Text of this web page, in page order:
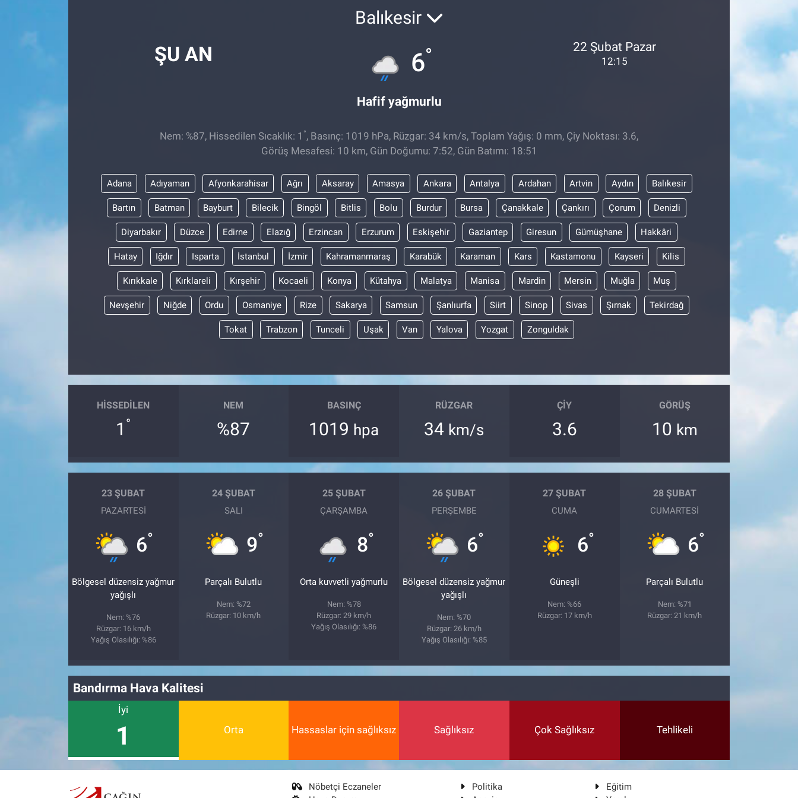
ŞU AN
Balıkesir
6°
Hafif yağmurlu
22 Şubat Pazar
12:15
Nem: %87, Hissedilen Sıcaklık: 1 °, Basınç: 1019 hPa, Rüzgar: 34 km/s, Toplam Yağış: 0 mm, Çiy Noktası: 3.6,
Görüş Mesafesi: 10 km, Gün Doğumu: 7:52, Gün Batımı: 18:51
Adana Adıyaman Afyonkarahisar Ağrı Aksaray Amasya Ankara Antalya Ardahan Artvin Aydın Balıkesir
Bartın Batman Bayburt Bilecik Bingöl Bitlis Bolu Burdur Bursa Çanakkale Çankırı Çorum Denizli
Diyarbakır Düzce Edirne Elazığ Erzincan Erzurum Eskişehir Gaziantep Giresun Gümüşhane Hakkâri
Hatay Iğdır Isparta İstanbul İzmir Kahramanmaraş Karabük Karaman Kars Kastamonu Kayseri Kilis
Kırıkkale Kırklareli Kırşehir Kocaeli Konya Kütahya Malatya Manisa Mardin Mersin Muğla Muş
Nevşehir Niğde Ordu Osmaniye Rize Sakarya Samsun Şanlıurfa Siirt Sinop Sivas Şırnak Tekirdağ
Tokat Trabzon Tunceli Uşak Van Yalova Yozgat Zonguldak
HISSEDILEN
1 °
NEM
%87
BASINÇ
1019 hpa
RÜZGAR
34 km/s
ÇIY
3.6
GÖRÜŞ
10 km
23 ŞUBAT
PAZARTESI
6°
Bölgesel düzensiz yağmur
yağışlı
Nem: %76
Rüzgar: 16 km/h
Yağış Olasılığı: %86
24 ŞUBAT
SALI
9°
Parçalı Bulutlu
Nem: %72
Rüzgar: 10 km/h
25 ŞUBAT
ÇARŞAMBA
8°
Orta kuvvetli yağmurlu
Nem: %78
Rüzgar: 29 km/h
Yağış Olasılığı: %86
26 ŞUBAT
PERŞEMBE
6°
Bölgesel düzensiz yağmur
yağışlı
Nem: %70
Rüzgar: 26 km/h
Yağış Olasılığı: %85
27 ŞUBAT
CUMA
6°
Güneşli
Nem: %66
Rüzgar: 17 km/h
28 ŞUBAT
CUMARTESI
6°
Parçalı Bulutlu
Nem: %71
Rüzgar: 21 km/h
Bandırma Hava Kalitesi
İyi
1 Orta Hassaslar için sağlıksız Sağlıksız Çok Sağlıksız Tehlikeli
Nöbetçi Eczaneler
Politika
Eğitim